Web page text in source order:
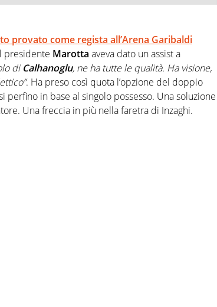
provato come regista all’Arena Garibaldi
presidente Marotta aveva dato un assist a
di Calhanoglu, ne ha tutte le qualità. Ha visione,
. Ha preso così quota l’opzione del doppio
perfino in base al singolo possesso. Una soluzione
Una freccia in più nella faretra di Inzaghi.